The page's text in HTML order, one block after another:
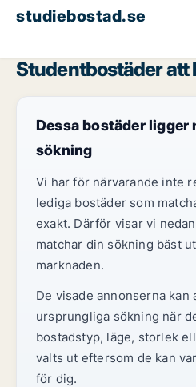
studiebostad.se
Studentbostäder att
Dessa bostäder ligger
sökning
Vi har för närvarande inte
lediga bostäder som
exakt. Därför visar vi
matchar din sökning bäst
marknaden.
De visade annonserna kan
ursprungliga sökning när
bostadstyp, läge, storlek
valts ut eftersom de kan
för dig.